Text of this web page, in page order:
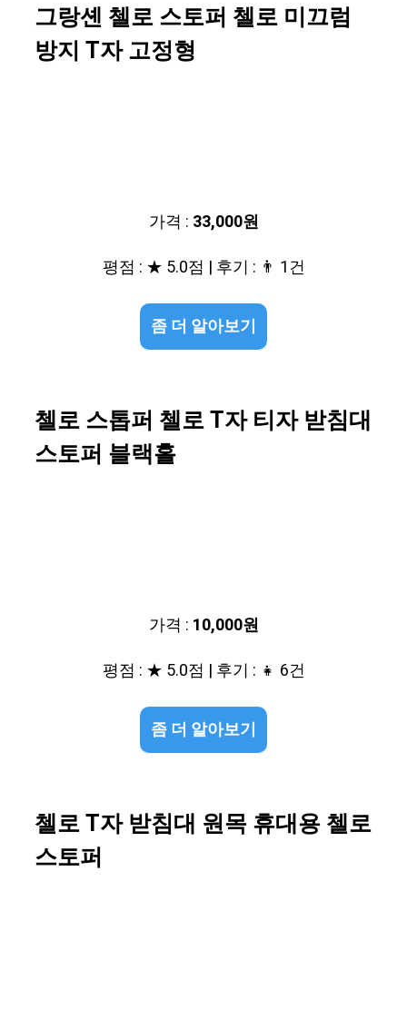
그랑셴 첼로 스토퍼 첼로 미끄럼
방지 T자 고정형
가격 : 33,000원
평점 : ★ 5.0점 | 후기 : 👨‍‍ 1건
좀 더 알아보기
첼로 스톱퍼 첼로 T자 티자 받침대
스토퍼 블랙홀
가격 : 10,000원
평점 : ★ 5.0점 | 후기 : 👧 6건
좀 더 알아보기
첼로 T자 받침대 원목 휴대용 첼로
스토퍼